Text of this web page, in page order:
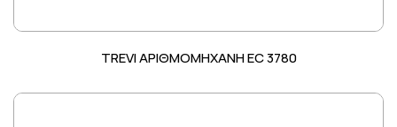
TREVI ΑΡΙΘΜΟΜΗΧΑΝΗ EC 3780